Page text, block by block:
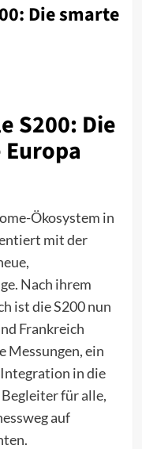
Die smarte
S200: Die
Ökosystem in
mit der
Nach ihrem
ist die S200 nun
Frankreich
Messungen, ein
in die
für alle,
auf